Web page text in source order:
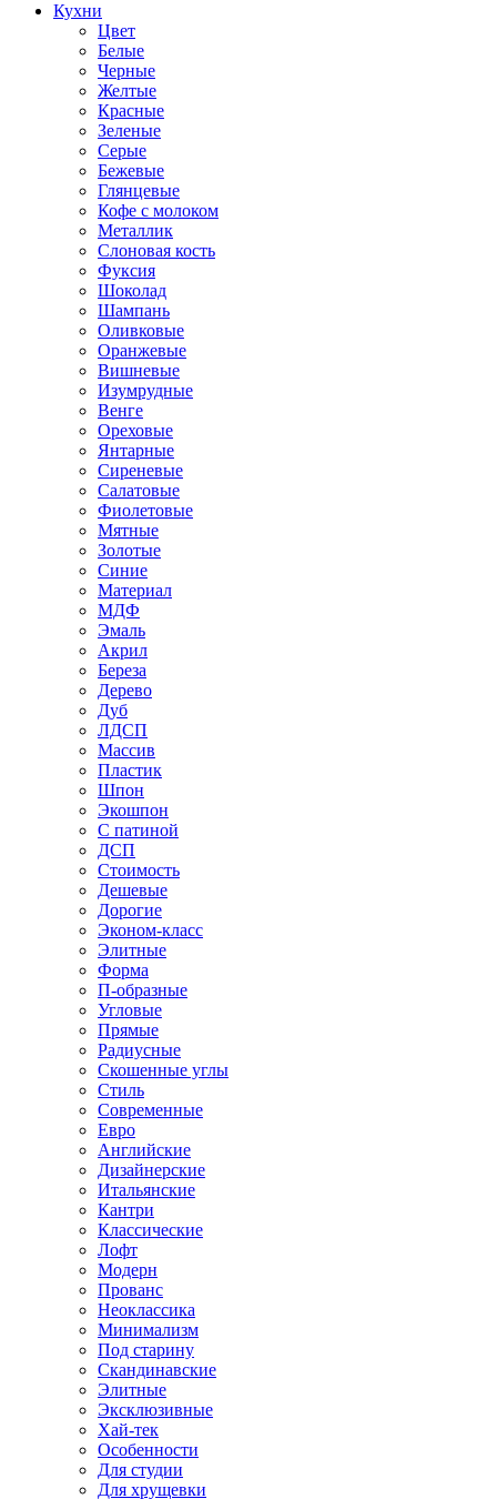
Кухни
Цвет
Белые
Черные
Желтые
Красные
Зеленые
Серые
Бежевые
Глянцевые
Кофе с молоком
Металлик
Слоновая кость
Фуксия
Шоколад
Шампань
Оливковые
Оранжевые
Вишневые
Изумрудные
Венге
Ореховые
Янтарные
Сиреневые
Салатовые
Фиолетовые
Мятные
Золотые
Синие
Материал
МДФ
Эмаль
Акрил
Береза
Дерево
Дуб
ЛДСП
Массив
Пластик
Шпон
Экошпон
С патиной
ДСП
Стоимость
Дешевые
Дорогие
Эконом-класс
Элитные
Форма
П-образные
Угловые
Прямые
Радиусные
Скошенные углы
Стиль
Современные
Евро
Английские
Дизайнерские
Итальянские
Кантри
Классические
Лофт
Модерн
Прованс
Неоклассика
Минимализм
Под старину
Скандинавские
Элитные
Эксклюзивные
Хай-тек
Особенности
Для студии
Для хрущевки